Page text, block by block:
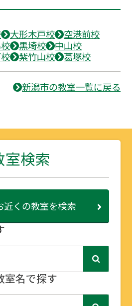
大形木戸校
空港前校
黒埼校
中山校
紫竹山校 葛塚校
新潟市の教室一覧に戻る
室検索
近くの教室を検索
室名で探す